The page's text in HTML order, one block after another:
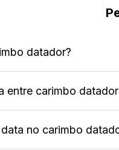
datador?
que marca datas
entre carimbo
no carimbo